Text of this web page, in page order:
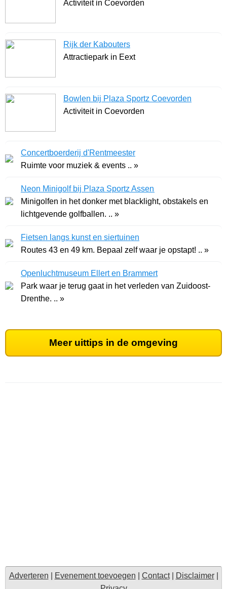
Activiteit in Coevorden
Rijk der Kabouters
Attractiepark in Eext
Bowlen bij Plaza Sportz Coevorden
Activiteit in Coevorden
Concertboerderij d'Rentmeester
Ruimte voor muziek & events .. »
Neon Minigolf bij Plaza Sportz Assen
Minigolfen in het donker met blacklight, obstakels en
lichtgevende golfballen. .. »
Fietsen langs kunst en siertuinen
Routes 43 en 49 km. Bepaal zelf waar je opstapt! .. »
Openluchtmuseum Ellert en Brammert
Park waar je terug gaat in het verleden van Zuidoost-
Drenthe. .. »
Meer uittips in de omgeving
Adverteren Evenement toevoegen Contact| Disclaimer|